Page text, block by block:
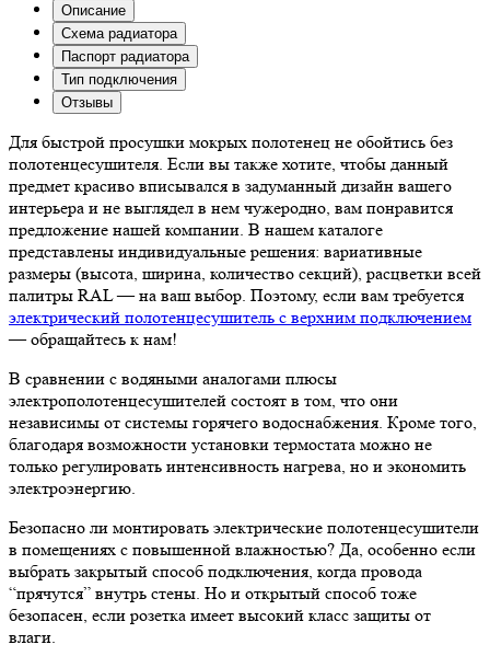
Описание
Схема радиатора
Паспорт радиатора
Тип подключения
Отзывы
Для быстрой просушки мокрых полотенец не обойтись без
полотенцесушителя. Если вы также хотите, чтобы данный
предмет красиво вписывался в задуманный дизайн вашего
интерьера и не выглядел в нем чужеродно, вам понравится
предложение нашей компании. В нашем каталоге
представлены индивидуальные решения: вариативные
размеры (высота, ширина, количество секций), расцветки всей
палитры RAL — на ваш выбор. Поэтому, если вам требуется
электрический полотенцесушитель с верхним подключением
— обращайтесь к нам!
В сравнении с водяными аналогами плюсы
электрополотенцесушителей состоят в том, что они
независимы от системы горячего водоснабжения. Кроме того,
благодаря возможности установки термостата можно не
только регулировать интенсивность нагрева, но и экономить
электроэнергию.
Безопасно ли монтировать электрические полотенцесушители
в помещениях с повышенной влажностью? Да, особенно если
выбрать закрытый способ подключения, когда провода
“прячутся” внутрь стены. Но и открытый способ тоже
безопасен, если розетка имеет высокий класс защиты от
влаги.